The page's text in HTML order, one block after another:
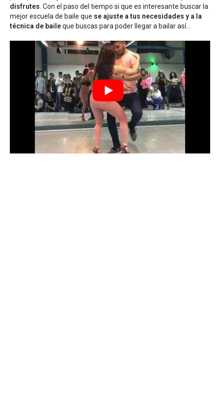
disfrutes. Con el paso del tiempo si que es interesante buscar la
mejor escuela de baile que se ajuste a tus necesidades y a la
técnica de baileque buscas para poder llegar a bailar así...